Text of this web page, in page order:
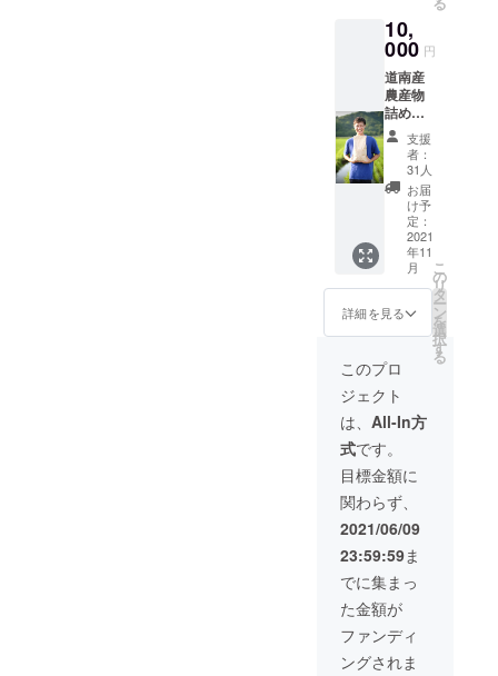
又は
白 サ
イズは
M.L.XL
になり
ます。
10,
000 円
道南産
農産物
詰め合
わせ
（米:ゆ
めぴり
か2キ
ロ・ト
マト:桃
太郎
NEXT2
ロ）・
お礼の
手紙 ※
わせに
関しま
しては
天候、
収穫量
によ
り、変
更する
場合が
ござい
ます。
北海道
森町
山本
ファー
ム様提
供
https://i
支援
者：
31人
お届
け予
定：
2021
年11
月
詳細を見る
こ
の
リ
タ
ー
ン
を
選
択
す
る
このプロ
ジェクト
は、 All-In方
式です。
目標金額に
関わらず、
2021/06/09
23:59:59ま
でに集まっ
た金額が
ファンディ
ングされま